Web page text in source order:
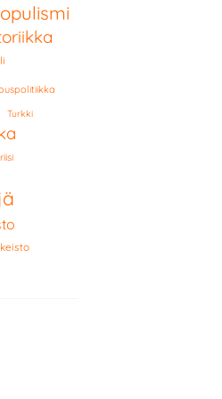
Turkki